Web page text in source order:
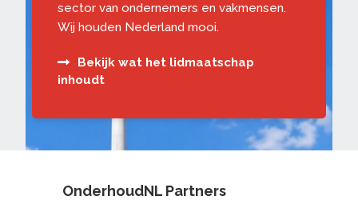
sector van ondernemers en vakmensen.
Wij houden Nederland mooi.
Bekijk wat het lidmaatschap
inhoudt
OnderhoudNL Partners